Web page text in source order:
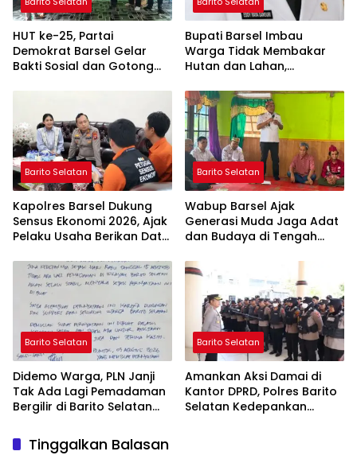
HUT ke-25, Partai
Demokrat Barsel Gelar
Bakti Sosial dan Gotong
Bupati Barsel Imbau
Warga Tidak Membakar
Hutan dan Lahan,
Bebas Kabut Asap
Barito Selatan
Kapolres Barsel Dukung
Sensus Ekonomi 2026, Ajak
Pelaku Usaha Berikan Data
Barito Selatan
Wabup Barsel Ajak
Generasi Muda Jaga Adat
dan Budaya di Tengah
Barito Selatan
Didemo Warga, PLN Janji
Tak Ada Lagi Pemadaman
Bergilir di Barito Selatan
Barito Selatan
Amankan Aksi Damai di
Kantor DPRD, Polres Barito
Selatan Kedepankan
Tinggalkan Balasan